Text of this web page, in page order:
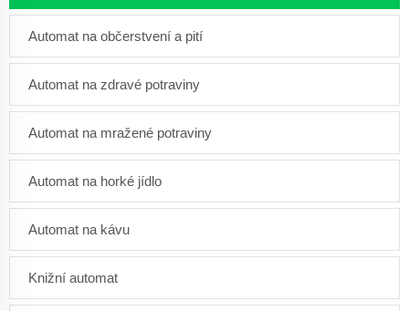
Automat na občerstvení a pití
Automat na zdravé potraviny
Automat na mražené potraviny
Automat na horké jídlo
Automat na kávu
Knižní automat